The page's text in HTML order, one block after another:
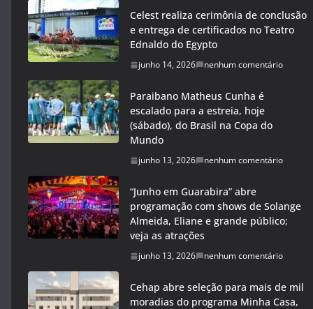
Celest realiza cerimônia de conclusão
e entrega de certificados no Teatro
Ednaldo do Egypto
junho 14, 2026 nenhum comentário
Paraibano Matheus Cunha é
escalado para a estreia, hoje
(sábado), do Brasil na Copa do
Mundo
junho 13, 2026 nenhum comentário
“Junho em Guarabira” abre
programação com shows de Solange
Almeida, Eliane e grande público;
veja as atrações
junho 13, 2026 nenhum comentário
Cehap abre seleção para mais de mil
moradias do programa Minha Casa,